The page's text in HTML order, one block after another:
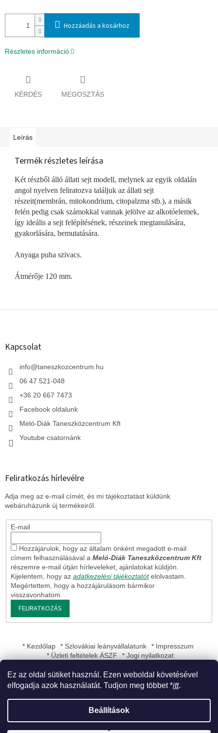
Ez az oldal sütiket használ. Ezen weboldal követésével
elfogadja azok használatát. Tudjon meg többet *itt.
Beállítások
Hozzáadás a kosárhoz
Részletes információ
KÉRDÉS MEGOSZTÁS
Leírás
Termék részletes leírása
Két részből álló állati sejt modell, melynek az egyik oldalán
angol nyelven feliratozva találjuk az állati sejt
részeit(membrán, mitokondrium, citopalzma stb.), a másik
felén pedig csak számokkal vannak jelölve az alkotóelemek,
így ideális a sejt felépítésének, részeinek megtanulására,
gyakorlására, bemutatására.
Anyaga puha szivacs.
Átmérője 120 mm.
L
Kapcsolat
info@taneszkozcentrum.hu
06 47 521-048
+36 20 667 7473
Facebook oldalunk
Meló-Diák Taneszközcentrum Kft
Youtube csatornánk
Feliratkozás hírlevélre
Adja meg az e-mail címét, és mi tájékoztatást küldünk
webáruházunk új termékeiről.
E-mail
Hozzájárulok, hogy az általam önként megadott e-mail
címem felhasználásával a Meló-Diák Taneszközcentrum Kft
részemre e-mail útján hírleveleket, ajánlatokat küldjön.
Kijelentem, hogy az adatkezelési tájékoztatót elolvastam.
Megértettem, hogy a hozzájárulásom bármikor
visszavonhatom.
FELIRATKOZÁS
* Kezdőlap * Szlovákiai leányvállalatunk
* Impresszum
* Üzleti feltételek ÁSZF
* Jogi nyilatkozat